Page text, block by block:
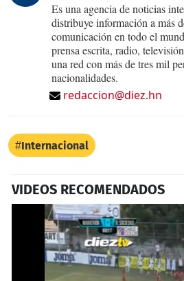
Es una agencia de noticias
distribuye información a más
comunicación en todo el
prensa escrita, radio,
una red con más de tres mil
nacionalidades.
redaccion@diez.hn
Internacional
VIDEOS RECOMENDADOS